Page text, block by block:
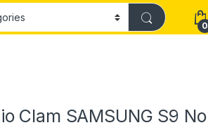
0
Clam SAMSUNG S9 No